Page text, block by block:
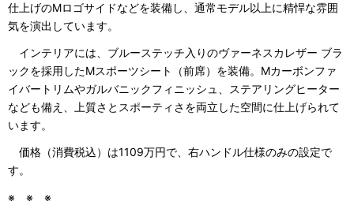
仕上げのMロゴサイドなどを装備し、通常モデル以上に精悍な雰囲
気を演出しています。
インテリアには、ブルーステッチ入りのヴァーネスカレザー ブラ
ックを採用したMスポーツシート（前席）を装備。Mカーボンファ
イバートリムやガルバニックフィニッシュ、ステアリングヒーター
なども備え、上質さとスポーティさを両立した空間に仕上げられて
います。
価格（消費税込）は1109万円で、右ハンドル仕様のみの設定で
す。
※ ※ ※